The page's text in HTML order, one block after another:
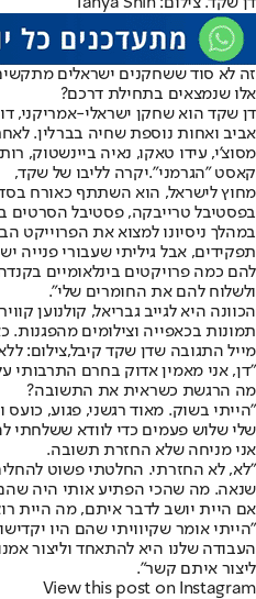
זה לא סוד ששחקנים ישראלים
אלו שנמצאים בתחילת דרכם?
מסוצ’י, עידו טאקו, נאיה ביינשטוק,
קאסט "הגרמני".יקרה לליבו של שקד,
בפסטיבל טרייבקה, פסטיבל הסרטים
במהלך ניסיונו למצוא את הפרוייקט
ולשלוח להם את החומרים שלי".
הכוונה היא לגייב גבריאל, קולנוען
תמונות בכאפייה וצילומים
מייל התגובה שדן שקד קיבל,צילום:
"דן, אני מאמין אדוק בחרם התרבותי
מה הרגשת כשראית את התשובה?
"הייתי בשוק. מאוד רגשני, פגוע,
שלי שלוש פעמים כדי לוודא ששלחתי
אני מניחה שלא החזרת תשובה.
"לא, לא החזרתי. החלטתי פשוט
שנאה. מה שהכי הפתיע אותי היה שהם
אם היית יושב לדבר איתם, מה היית
"הייתי אומר שקיוויתי שהם היו
העבודה שלנו היא להתאחד וליצור
ליצור איתם קשר".
View this post on Instagram